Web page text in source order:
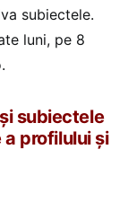
subiectele.
luni, pe 8
subiectele
profilului și